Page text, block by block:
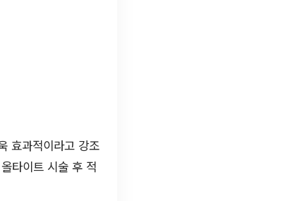
효과적이라고 강조
타이트 시술 후 적